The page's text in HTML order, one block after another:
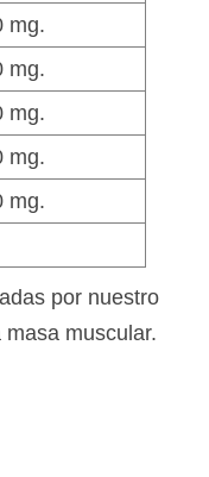
mg.
mg.
mg.
mg.
mg.
por nuestro
muscular.